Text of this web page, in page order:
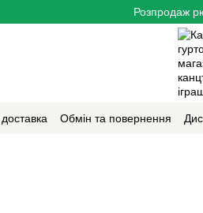
Розпродаж
Обмін та повернення